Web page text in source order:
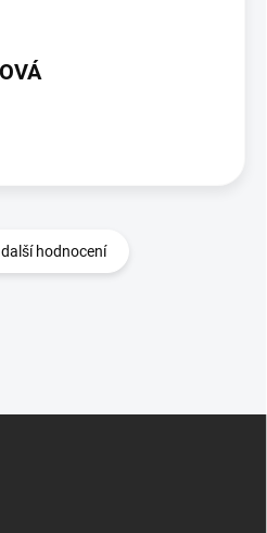
hodnocení